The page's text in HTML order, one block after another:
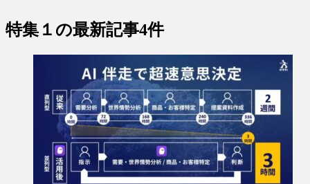
特集１ の最新記事4件